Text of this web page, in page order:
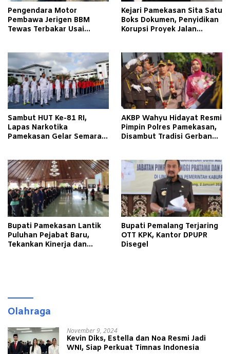
Pengendara Motor
Pembawa Jerigen BBM
Tewas Terbakar Usai
Pamekasan
Kejari Pamekasan Sita Satu
Boks Dokumen, Penyidikan
Korupsi Proyek Jalan
Sambut HUT Ke-81 RI,
Lapas Narkotika
Pamekasan Gelar Semarak
AKBP Wahyu Hidayat Resmi
Pimpin Polres Pamekasan,
Disambut Tradisi Gerbang
Bupati Pamekasan Lantik
Puluhan Pejabat Baru,
Tekankan Kinerja dan
Bupati Pemalang Terjaring
OTT KPK, Kantor DPUPR
Disegel
Olahraga
November 9, 2024
Kevin Diks, Estella dan Noa Resmi Jadi
WNI, Siap Perkuat Timnas Indonesia